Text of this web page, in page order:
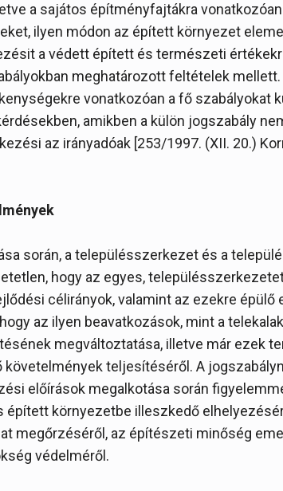
a sajátos építményfajtákra vonatkozóan
ilyen módon az épített környezet
a védett épített és természeti
meghatározott feltételek
vonatkozóan a fő szabályokat
amikben a külön jogszabály
az irányadóak [253/1997. (XII. 20.)
során, a településszerkezet és a
hogy az egyes,
célirányok, valamint az ezekre épülő
az ilyen beavatkozások, mint a
megváltoztatása, illetve már ezek
követelmények teljesítéséről. A
előírások megalkotása során
környezetbe illeszkedő
megőrzéséről, az építészeti minőség
védelméről.